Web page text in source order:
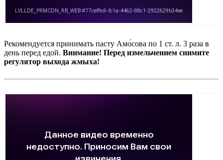
Рекомендуется принимать пасту Амо́сова по 1 ст. л. 3 раза в
день перед едой. Внимание! Перед измельчением снимите
регулятор выхода жмыха!